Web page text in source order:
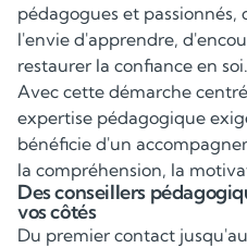
pédagogues et passionnés,
l'envie d'apprendre,
restaurer la confiance en soi.
Avec cette démarche
expertise pédagogique
bénéficie d'un
la compréhension, la
Des conseillers
vos côtés
Du premier contact